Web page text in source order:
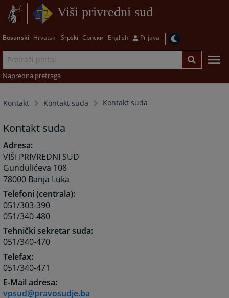
Viši privredni sud
Bosanski Hrvatski Srpski Српски English Prijava
Napredna pretraga
Kontakt Kontakt suda Kontakt suda
Kontakt suda
Adresa:
VIŠI PRIVREDNI SUD
Gundulićeva 108
78000 Banja Luka
Telefoni (centrala):
051/303-390
051/340-480
Tehnički sekretar suda:
051/340-470
Telefax:
051/340-471
E-Mail adresa:
vpsud@pravosudje.ba